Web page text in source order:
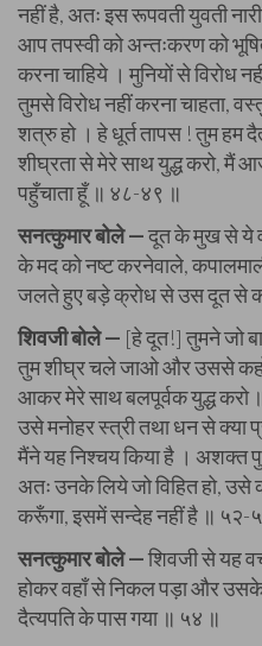
नहीं है, अतः इस रूपवती युवती
आप तपस्वी को अन्तःकरण को
करना चाहिये । मुनियों से विरोध
तुमसे विरोध नहीं करना चाहता,
शत्रु हो । हे धूर्त तापस ! तुम हम
शीघ्रता से मेरे साथ युद्ध करो, मैं
पहुँचाता हूँ ॥ ४८-४९ ॥
सनत्कुमार बोले —दूत के मुख से ये
के मद को नष्ट करनेवाले,
जलते हुए बड़े क्रोध से उस दूत से
शिवजी बोले — [हे दूत!] तुमने जो
तुम शीघ्र चले जाओ और उससे कहो
आकर मेरे साथ बलपूर्वक युद्ध करो
उसे मनोहर स्त्री तथा धन से क्या
मैंने यह निश्चय किया है । अशक्त
अतः उनके लिये जो विहित हो,
करूँगा, इसमें सन्देह नहीं है ॥ ५२-
सनत्कुमार बोले —शिवजी से यह
होकर वहाँ से निकल पड़ा और उसके
दैत्यपति के पास गया ॥ ५४ ॥